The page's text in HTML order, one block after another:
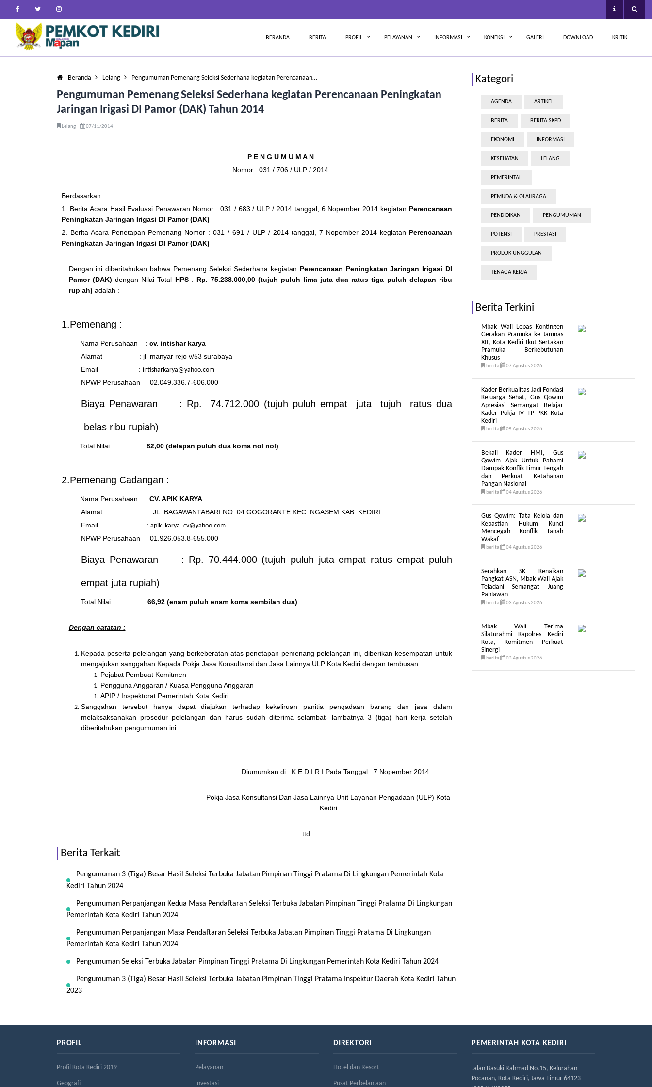
BERANDA BERITA PROFIL PELAYANAN INFORMASI KONEKSI GALERI DOWNLOAD KRITIK
Beranda Lelang Pengumuman Pemenang Seleksi Sederhana kegiatan Perencanaan…
Pengumuman Pemenang Seleksi Sederhana kegiatan Perencanaan Peningkatan
Jaringan Irigasi DI Pamor (DAK) Tahun 2014
Lelang | 07/11/2014
P E N G U M U M A N
Nomor : 031 / 706 / ULP / 2014
Berdasarkan :
1. Berita Acara Hasil Evaluasi Penawaran Nomor : 031 / 683 / ULP / 2014 tanggal, 6 Nopember 2014 kegiatan Perencanaan
Peningkatan Jaringan Irigasi DI Pamor (DAK)
2. Berita Acara Penetapan Pemenang Nomor : 031 / 691 / ULP / 2014 tanggal, 7 Nopember 2014 kegiatan Perencanaan
Peningkatan Jaringan Irigasi DI Pamor (DAK)
Dengan ini diberitahukan bahwa Pemenang Seleksi Sederhana kegiatan Perencanaan Peningkatan Jaringan Irigasi DI
Pamor (DAK) dengan Nilai Total HPS : Rp. 75.238.000,00 (tujuh puluh lima juta dua ratus tiga puluh delapan ribu
rupiah) adalah :
1.Pemenang :
Nama Perusahaan : cv. intishar karya
Alamat : jl. manyar rejo v/53 surabaya
Email : intisharkarya@yahoo.com
NPWP Perusahaan : 02.049.336.7-606.000
Biaya Penawaran : Rp. 74.712.000 (tujuh puluh empat juta tujuh ratus dua
belas ribu rupiah)
Total Nilai : 82,00 (delapan puluh dua koma nol nol)
2.Pemenang Cadangan :
Nama Perusahaan : CV. APIK KARYA
Alamat : JL. BAGAWANTABARI NO. 04 GOGORANTE KEC. NGASEM KAB. KEDIRI
Email : apik_karya_cv@yahoo.com
NPWP Perusahaan : 01.926.053.8-655.000
Biaya Penawaran : Rp. 70.444.000 (tujuh puluh juta empat ratus empat puluh
empat juta rupiah)
Total Nilai : 66,92 (enam puluh enam koma sembilan dua)
Dengan catatan :
Kepada peserta pelelangan yang berkeberatan atas penetapan pemenang pelelangan ini, diberikan kesempatan untuk
mengajukan sanggahan Kepada Pokja Jasa Konsultansi dan Jasa Lainnya ULP Kota Kediri dengan tembusan :
Pejabat Pembuat Komitmen
Pengguna Anggaran / Kuasa Pengguna Anggaran
APIP / Inspektorat Pemerintah Kota Kediri
Sanggahan tersebut hanya dapat diajukan terhadap kekeliruan panitia pengadaan barang dan jasa dalam
melaksaksanakan prosedur pelelangan dan harus sudah diterima selambat- lambatnya 3 (tiga) hari kerja setelah
diberitahukan pengumuman ini.
Diumumkan di : K E D I R I Pada Tanggal : 7 Nopember 2014
Pokja Jasa Konsultansi Dan Jasa Lainnya Unit Layanan Pengadaan (ULP) Kota
Kediri
ttd
Berita Terkait
Pengumuman 3 (Tiga) Besar Hasil Seleksi Terbuka Jabatan Pimpinan Tinggi Pratama Di Lingkungan Pemerintah Kota
Kediri Tahun 2024
Pengumuman Perpanjangan Kedua Masa Pendaftaran Seleksi Terbuka Jabatan Pimpinan Tinggi Pratama Di Lingkungan
Pemerintah Kota Kediri Tahun 2024
Pengumuman Perpanjangan Masa Pendaftaran Seleksi Terbuka Jabatan Pimpinan Tinggi Pratama Di Lingkungan
Pemerintah Kota Kediri Tahun 2024
Pengumuman Seleksi Terbuka Jabatan Pimpinan Tinggi Pratama Di Lingkungan Pemerintah Kota Kediri Tahun 2024
Pengumuman 3 (Tiga) Besar Hasil Seleksi Terbuka Jabatan Pimpinan Tinggi Pratama Inspektur Daerah Kota Kediri Tahun
2023
Kategori
AGENDA ARTIKEL
BERITA BERITA SKPD
EKONOMI INFORMASI
KESEHATAN LELANG
PEMERINTAH
PEMUDA & OLAHRAGA
PENDIDIKAN PENGUMUMAN
POTENSI PRESTASI
PRODUK UNGGULAN
TENAGA KERJA
Berita Terkini
Mbak Wali Lepas Kontingen
Gerakan Pramuka ke Jamnas
XII, Kota Kediri Ikut Sertakan
Pramuka Berkebutuhan
Khusus
berita 07 Agustus 2026
Kader Berkualitas Jadi Fondasi
Keluarga Sehat, Gus Qowim
Apresiasi Semangat Belajar
Kader Pokja IV TP PKK Kota
Kediri
berita 05 Agustus 2026
Bekali Kader HMI, Gus
Qowim Ajak Untuk Pahami
Dampak Konflik Timur Tengah
dan Perkuat Ketahanan
Pangan Nasional
berita 04 Agustus 2026
Gus Qowim: Tata Kelola dan
Kepastian Hukum Kunci
Mencegah Konflik Tanah
Wakaf
berita 04 Agustus 2026
Serahkan SK Kenaikan
Pangkat ASN, Mbak Wali Ajak
Teladani Semangat Juang
Pahlawan
berita 03 Agustus 2026
Mbak Wali Terima
Silaturahmi Kapolres Kediri
Kota, Komitmen Perkuat
Sinergi
berita 03 Agustus 2026
PROFIL
Profil Kota Kediri 2019
Geografi
INFORMASI
Pelayanan
Investasi
DIREKTORI
Hotel dan Resort
Pusat Perbelanjaan
PEMERINTAH KOTA KEDIRI
Jalan Basuki Rahmad No.15, Kelurahan
Pocanan, Kota Kediri, Jawa Timur 64123